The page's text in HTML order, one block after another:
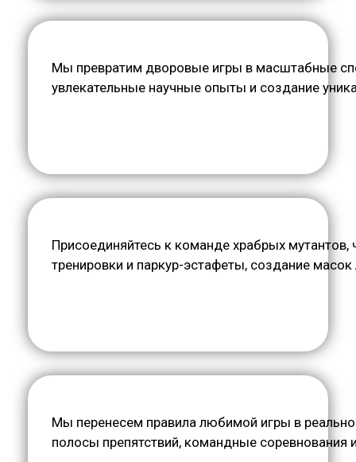
Мы превратим дворовые игры в масштабные
увлекательные научные опыты и создание
Присоединяйтесь к команде храбрых
тренировки и паркур-эстафеты, создание
Мы перенесем правила любимой игры в
полосы препятствий, командные соревнования